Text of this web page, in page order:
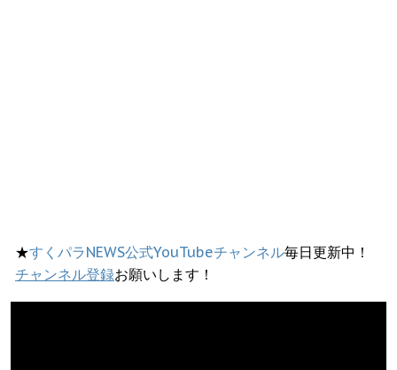
★すくパラNEWS公式YouTubeチャンネル毎日更新中！
チャンネル登録お願いします！